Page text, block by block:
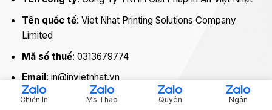
Tên quốc tế: Viet Nhat Printing Solutions Company
Limited
Mã số thuế: 0313679774
Email : in@invietnhat.vn
Chiến In Ms Thảo Quyên Ngân